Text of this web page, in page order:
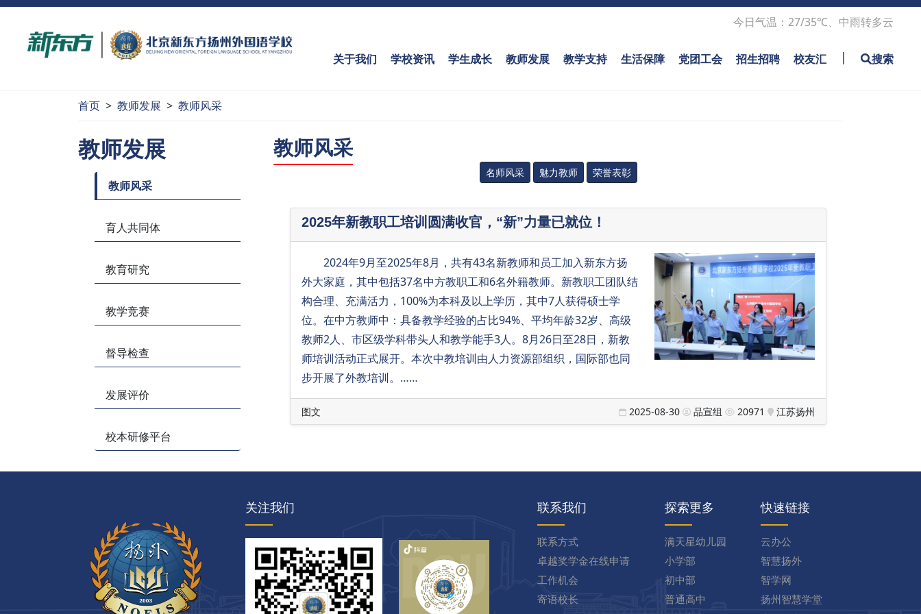
Sub Main
今日气温：27/35℃、中雨转多云
关于我们 学校资讯 学生成长 教师发展 教学支持 生活保障 党团工会 招生招聘 校友汇 | 搜索
首页 > 教师发展 > 教师风采
教师发展
教师风采
育人共同体
教育研究
教学竞赛
督导检查
发展评价
校本研修平台
教师风采
名师风采 魅力教师 荣誉表彰
2025年新教职工培训圆满收官，“新”力量已就位！
2024年9月至2025年8月，共有43名新教师和员工加入新东方扬
外大家庭，其中包括37名中方教职工和6名外籍教师。新教职工团队结
构合理、充满活力，100%为本科及以上学历，其中7人获得硕士学
位。在中方教师中：具备教学经验的占比94%、平均年龄32岁、高级
教师2人、市区级学科带头人和教学能手3人。8月26日至28日，新教
师培训活动正式展开。本次中教培训由人力资源部组织，国际部也同
步开展了外教培训。……
图文 2025-08-30 品宣组 20971 江苏扬州
关注我们 联系我们
联系方式
卓越奖学金在线申请
工作机会
寄语校长
探索更多
满天星幼儿园
小学部
初中部
普通高中
快速链接
云办公
智慧扬外
智学网
扬州智慧学堂